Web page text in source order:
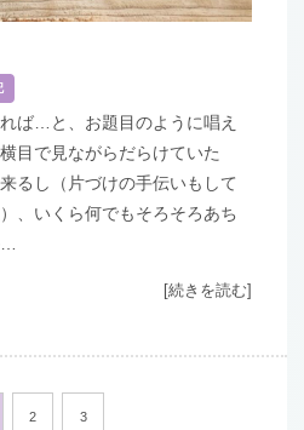
ば…と、お題目のように唱え
目で見ながらだらけていた
るし（片づけの手伝いもして
、いくら何でもそろそろあち
[続きを読む]
2 3